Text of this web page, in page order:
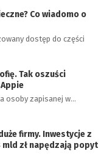
Co wiadomo o
dostęp do części
Tak oszuści
osoby zapisanej w…
firmy. Inwestycje z
mld zł napędzają popyt